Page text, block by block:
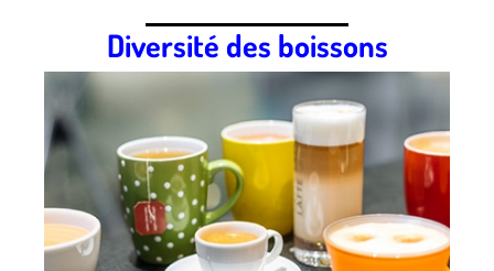
Diversité des boissons